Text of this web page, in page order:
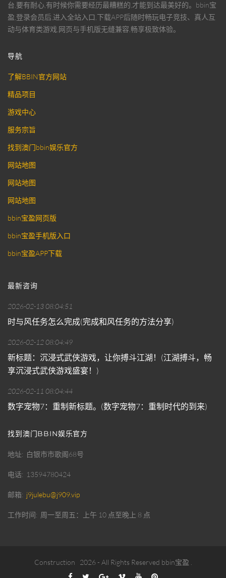
台,要有耐心,有时候你需要经历最糟糕的,才能到达最美好的。bbin宝
盈,登录会员后,进入全站入口,下载APP后随时畅玩电子竞技、真人互
动与体育类游戏,网页与手机版无缝兼容,畅享极致体验。
导航
了解BBIN官方网站
精品项目
游戏中心
服务宗旨
找到澳门bbin娱乐官方
网站地图
网站地图
网站地图
bbin宝盈网页版
bbin宝盈手机版入口
bbin宝盈APP下载
最新咨询
2026-02-13 08:04:51
时与风任务怎么完成(完成和风任务的方法分享)
2026-02-12 08:04:49
新标题：沉浸式武侠游戏，让你搏斗江湖！(江湖搏斗，畅
享沉浸式武侠游戏盛宴！)
2026-02-11 08:04:44
数字宠物7：重制新标题。(数字宠物7：重制时代的到来)
找到澳门BBIN娱乐官方
地址 白银市市歌阁68号
电话 13594780424
邮箱 j9julebu@j909.vip
工作时间 周一至周五：上午 10 点至晚上 8 点
Construction 2026- All Rights Reserved bbin宝盈